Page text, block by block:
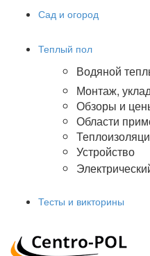
Сад и огород
Теплый пол
Водяной
Монтаж,
Обзоры и
Области
Устройство
Тесты и викторины